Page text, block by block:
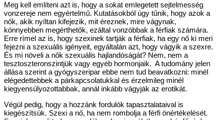
Meg kell említeni azt is, hogy a sokat emlegetett sejtelmesség
vonzereje nem egyértelmű. Kutatásokból úgy tűnik, hogy azok a
nők, akik nyíltan kifejezik, mit éreznek, mire vágynak,
könnyebben megérthetők, ezáltal vonzóbbak a férfiak számára.
Erre rímel az is, hogy szexinek tartják a férfiak, ha egy nő ki meri
fejezni a szexuális igényeit, egyáltalán azt, hogy vágyik a szexre.
És mi növeli a nők szexuális hajlandóságát? Nem, nem a
tesztoszteronszintjük vagy egyéb hormonjaik. A tudomány jelen
állása szerint a gyógyszeripar ebbe nem tud beavatkozni: minél
elégedettebbek a párkapcsolatukkal és érzelmileg minél
kiegyensúlyozottabbak, annál inkább vágyják az erotikát.
Végül pedig, hogy a hozzánk fordulók tapasztalataival is
kiegészítsük. Szexi a nő, ha nem rombolja a férfi önértékelését.